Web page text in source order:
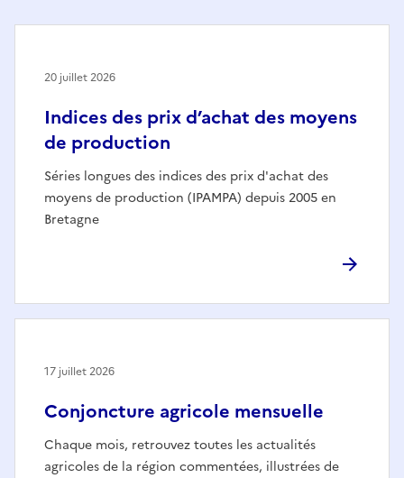
Indices des prix d’achat des moyens
de production
Séries longues des indices des prix d'achat des
moyens de production (IPAMPA) depuis 2005 en
Bretagne
20 juillet 2026
Conjoncture agricole mensuelle
Chaque mois, retrouvez toutes les actualités
agricoles de la région commentées, illustrées de
17 juillet 2026